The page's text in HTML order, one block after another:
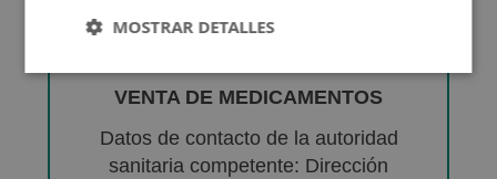
VENTA DE MEDICAMENTOS
Datos de contacto de la autoridad
sanitaria competente: Dirección
MOSTRAR DETALLES